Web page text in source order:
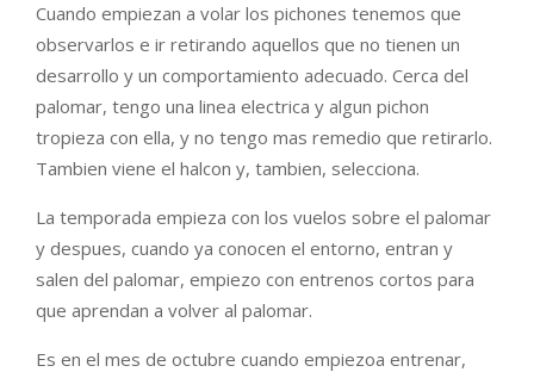
Cuando empiezan a volar los pichones tenemos que
observarlos e ir retirando aquellos que no tienen un
desarrollo y un comportamiento adecuado. Cerca del
palomar, tengo una linea electrica y algun pichon
tropieza con ella, y no tengo mas remedio que retirarlo.
Tambien viene el halcon y, tambien, selecciona.
La temporada empieza con los vuelos sobre el palomar
y despues, cuando ya conocen el entorno, entran y
salen del palomar, empiezo con entrenos cortos para
que aprendan a volver al palomar.
Es en el mes de octubre cuando empiezoa entrenar,